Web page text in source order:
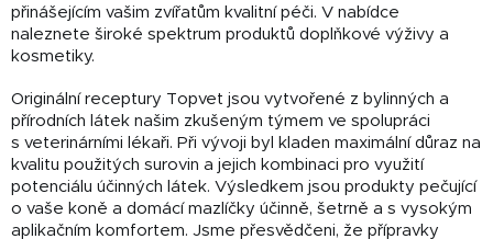
přinášejícím vašim zvířatům kvalitní péči. V nabídce
naleznete široké spektrum produktů doplňkové výživy a
kosmetiky.
Originální receptury Topvet jsou vytvořené z bylinných a
přírodních látek našim zkušeným týmem ve spolupráci
s veterinárními lékaři. Při vývoji byl kladen maximální důraz na
kvalitu použitých surovin a jejich kombinaci pro využití
potenciálu účinných látek. Výsledkem jsou produkty pečující
o vaše koně a domácí mazlíčky účinně, šetrně a s vysokým
aplikačním komfortem. Jsme přesvědčeni, že přípravky